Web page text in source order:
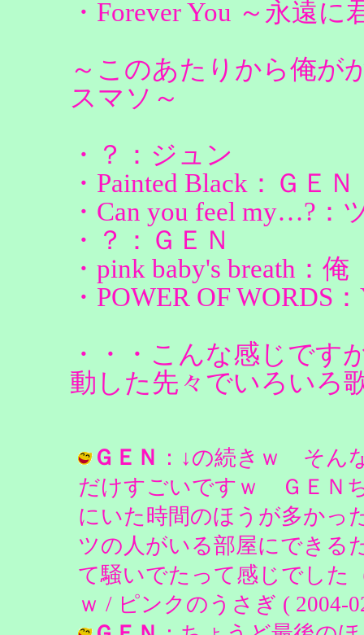
・Forever You ～永遠
～このあたりから俺が
スマソ～
・？：ジュン
・Painted Black：ＧＥＮ
・Can you feel my…?：
・？：ＧＥＮ
・pink baby's breath：
・POWER OF WORDS
・・・こんな感じです
動した先々でいろいろ
ＧＥＮ ：↓の続きｗ そん
だけすごいですｗ ＧＥＮ
にいた時間のほうが多か
ツの人がいる部屋にできる
て騒いでたって感じでし
ｗ / ピンクのうさぎ ( 2004-